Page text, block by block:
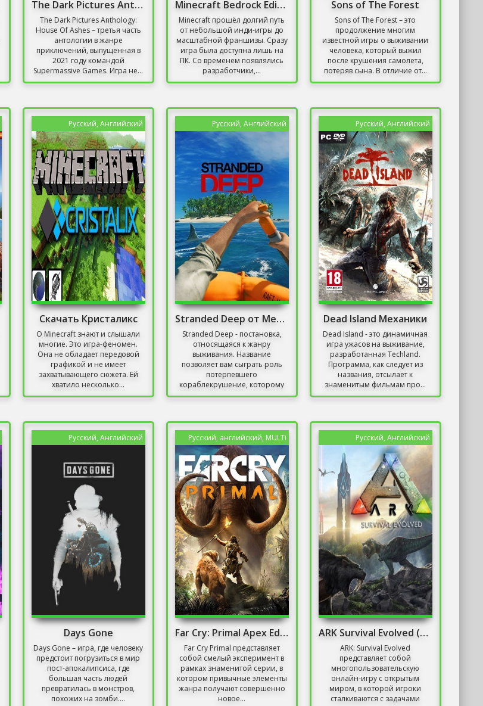
The Dark Pictures Anthology: House Of Ashes
The Dark Pictures Anthology:
House Of Ashes – третья часть
антологии в жанре
приключений, выпущенная в
2021 году командой
Supermassive Games. Игра не...
Minecraft Bedrock Edition Скачать На Windows 10
Minecraft прошёл долгий путь
от небольшой инди-игры до
масштабной франшизы. Сразу
игра была доступна лишь на
ПК. Со временем появлялись
разработчики,...
Sons of The Forest
Sons of The Forest – это
продолжение многим
известной игры о выживании
человека, который выжил
после крушения самолета,
потеряв сына. В отличие от...
Русский, Английский
Скачать Кристаликс
О Minecraft знают и слышали
многие. Это игра-феномен.
Она не обладает передовой
графикой и не имеет
захватывающего сюжета. Ей
хватило несколько...
Русский, Английский
Stranded Deep от Механиков
Stranded Deep - постановка,
относящаяся к жанру
выживания. Название
позволяет вам сыграть роль
потерпевшего
кораблекрушение, которому
предстоит...
Русский, Английский
Dead Island Механики
Dead Island - это динамичная
игра ужасов на выживание,
разработанная Techland.
Программа, как следует из
названия, отсылает к
знаменитым фильмам про...
Русский, Английский
Days Gone
Days Gone – игра, где человеку
предстоит погрузиться в мир
пост-апокалипсиса, где
большая часть людей
превратилась в монстров,
похожих на зомби....
Русский, английский, MULTi
Far Cry: Primal Apex Edition
Far Cry Primal представляет
собой смелый эксперимент в
рамках знаменитой серии, в
котором привычные элементы
жанра получают совершенно
новое...
Русский, Английский
ARK Survival Evolved (Последняя версия)
ARK: Survival Evolved
представляет собой
многопользовательскую
онлайн-игру с открытым
миром, в которой игроки
сталкиваются с задачами